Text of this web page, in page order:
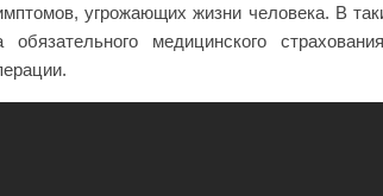
угрожающих жизни человека. В
обязательного медицинского